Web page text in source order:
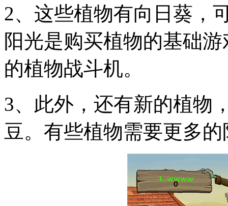
2、这些植物有向日葵，
阳光是购买植物的基础
的植物战斗机。
3、此外，还有新的植物
豆。有些植物需要更多